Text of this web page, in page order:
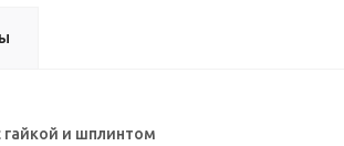
гайкой и шплинтом